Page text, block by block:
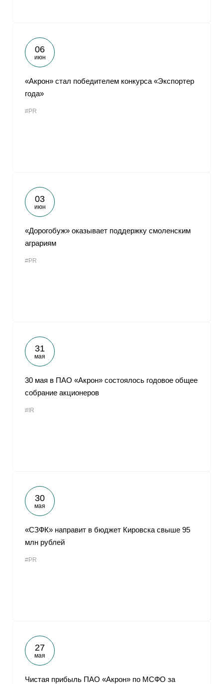
06
июн
«Акрон» стал победителем конкурса «Экспортер
года»
#PR
03
июн
«Дорогобуж» оказывает поддержку смоленским
аграриям
#PR
31
мая
30 мая в ПАО «Акрон» состоялось годовое общее
собрание акционеров
#IR
30
мая
«СЗФК» направит в бюджет Кировска свыше 95
млн рублей
#PR
27
мая
Чистая прибыль ПАО «Акрон» по МСФО за